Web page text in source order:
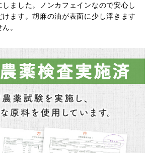
ました。ノンカフェインなので安心し
ます。胡麻の油が表面に少し浮きます
。